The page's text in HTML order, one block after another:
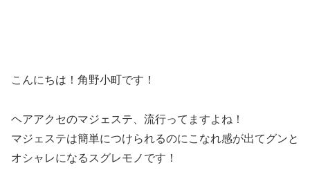
こんにちは！角野小町です！
ヘアアクセのマジェステ、流行ってますよね！
マジェステは簡単につけられるのにこなれ感が出てグンと
オシャレになるスグレモノです！